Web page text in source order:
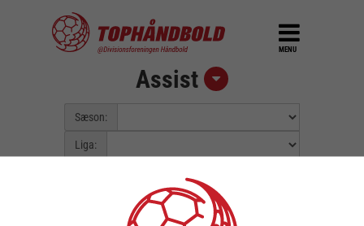
MENU
Assist
Sæson:
Liga: